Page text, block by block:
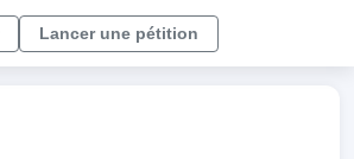
Lancer une pétition